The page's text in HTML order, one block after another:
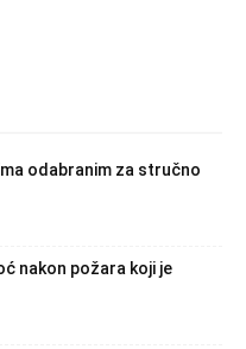
odabranim za stručno
nakon požara koji je